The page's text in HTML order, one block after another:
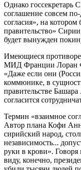
Однако
соглашение совсем
согласия», на котором
правительство»
будет вынужден
Имеющиеся
МИД Франции Лоран
«Даже если они
коммюнике, в
правительстве
согласится
Термин «взаимное
Автор плана Кофи
сирийский народ,
независимость...
руки в крови».
виду, конечно,